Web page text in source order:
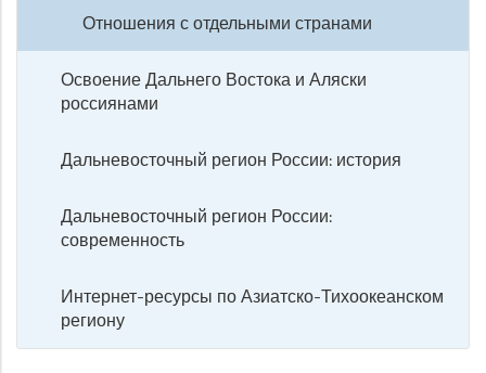
Отношения с отдельными странами
Освоение Дальнего Востока и Аляски
россиянами
Дальневосточный регион России: история
Дальневосточный регион России:
современность
Интернет-ресурсы по Азиатско-Тихоокеанском
региону